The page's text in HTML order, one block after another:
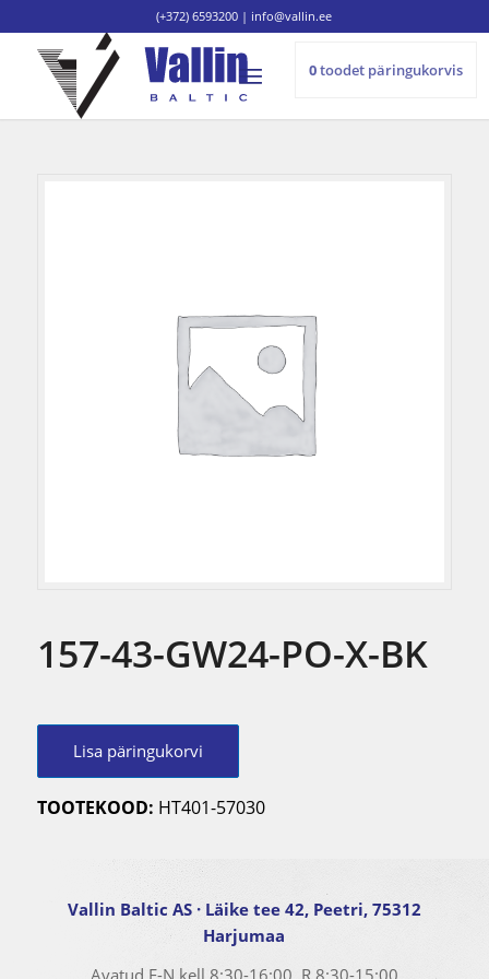
(+372) 6593200 | info@vallin.ee
0toodet päringukorvis
157-43-GW24-PO-X-BK
Lisa päringukorvi
TOOTEKOOD: HT401-57030
Vallin Baltic AS · Läike tee 42, Peetri, 75312
Harjumaa